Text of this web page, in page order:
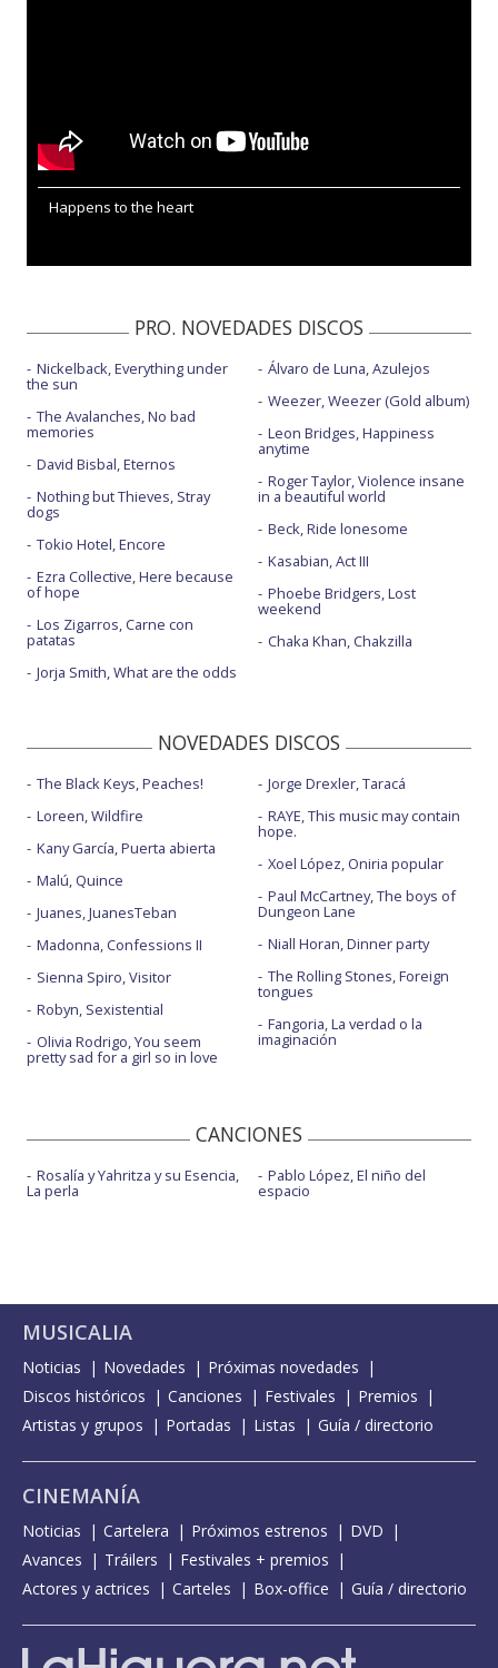
Happens to the heart
PRO. NOVEDADES DISCOS
Nickelback, Everything under
the sun
The Avalanches, No bad
memories
David Bisbal, Eternos
Nothing but Thieves, Stray
dogs
Tokio Hotel, Encore
Ezra Collective, Here because
of hope
Los Zigarros, Carne con
patatas
Jorja Smith, What are the odds
Álvaro de Luna, Azulejos
Weezer, Weezer (Gold album)
Leon Bridges, Happiness
anytime
Roger Taylor, Violence insane
in a beautiful world
Beck, Ride lonesome
Kasabian, Act III
Phoebe Bridgers, Lost
weekend
Chaka Khan, Chakzilla
NOVEDADES DISCOS
The Black Keys, Peaches!
Loreen, Wildfire
Kany García, Puerta abierta
Malú, Quince
Juanes, JuanesTeban
Madonna, Confessions II
Sienna Spiro, Visitor
Robyn, Sexistential
Olivia Rodrigo, You seem
pretty sad for a girl so in love
Jorge Drexler, Taracá
RAYE, This music may contain
hope.
Xoel López, Oniria popular
Paul McCartney, The boys of
Dungeon Lane
Niall Horan, Dinner party
The Rolling Stones, Foreign
tongues
Fangoria, La verdad o la
imaginación
CANCIONES
Rosalía y Yahritza y su Esencia,
La perla
Pablo López, El niño del
espacio
MUSICALIA
Noticias Novedades
Próximas novedades
Discos históricos
Canciones Festivales
Premios
Artistas y grupos
Portadas Listas Guía / directorio
CINEMANÍA
Noticias Cartelera Próximos estrenos
DVD
Avances
Tráilers
Festivales + premios
Actores y actrices
Carteles Box-office Guía / directorio